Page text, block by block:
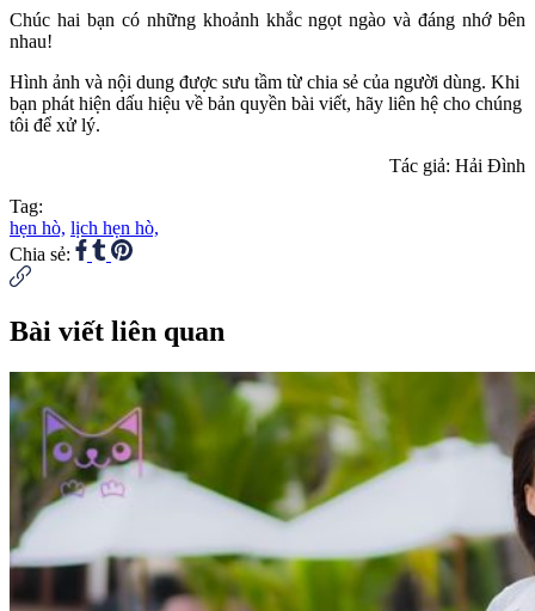
Chúc hai bạn có những khoảnh khắc ngọt ngào và đáng nhớ bên
nhau!
Hình ảnh và nội dung được sưu tầm từ chia sẻ của người dùng. Khi
bạn phát hiện dấu hiệu về bản quyền bài viết, hãy liên hệ cho chúng
tôi để xử lý.
Tác giả: Hải Đình
Tag:
hẹn hò, lịch hẹn hò,
Chia sẻ:
Bài viết liên quan